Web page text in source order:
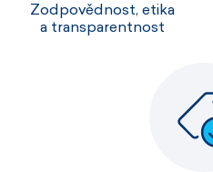
Zodpovědnost, etika
a transparentnost